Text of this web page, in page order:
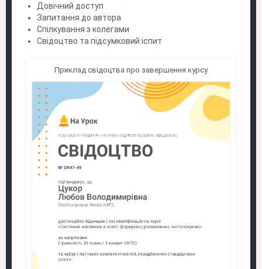
Довічний доступ
Запитання до автора
Спілкування з колегами
Свідоцтво та підсумковий іспит
Приклад свідоцтва про завершення курсу